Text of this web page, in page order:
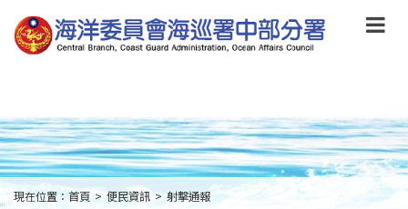
到
主
要
to
main
content
:::
現在位置： 首頁 > 便民資訊 > 射擊通報